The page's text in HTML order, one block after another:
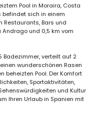
Pool in Moraira, Costa
befindet sich in einem
Restaurants, Bars und
und 0,5 km vom
Badezimmer, verteilt auf 2
wunderschönen Rasen
beheizten Pool. Der Komfort
Sportaktivitäten,
und Kultur
Ihren Urlaub in Spanien mit